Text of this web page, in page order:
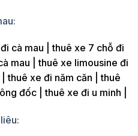
cà mau | thuê xe 7 chỗ đi
mau | thuê xe limousine đi
thuê xe đi năm căn | thuê
đốc | thuê xe đi u minh |